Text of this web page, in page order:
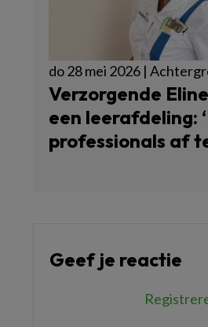
do 28 mei 2026 |
Verzorgende
een leerafdeling:
professionals af
Geef je reactie